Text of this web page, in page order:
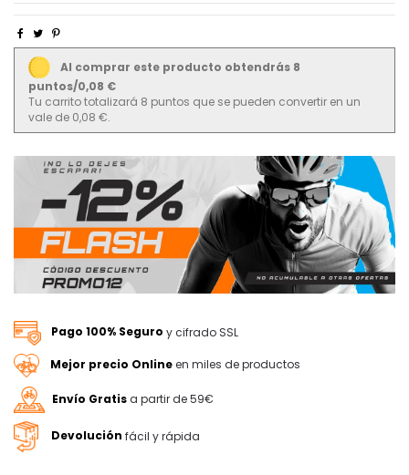
Al comprar este producto obtendrás 8
puntos/0,08 €
Tu carrito totalizará 8 puntos que se pueden convertir en un
vale de 0,08 €.
Pago 100% Seguro y cifrado SSL
Mejor precio Onlineen miles de productos
Envío Gratisa partir de 59€
Devolución fácil y rápida